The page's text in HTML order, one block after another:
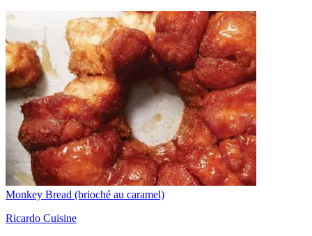
Monkey Bread (brioché au caramel)
Ricardo Cuisine